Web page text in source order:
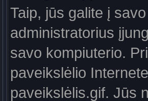
Taip, jūs galite į
administratorius
savo kompiuterio.
paveikslėlio
paveikslėlis.gif. Jūs